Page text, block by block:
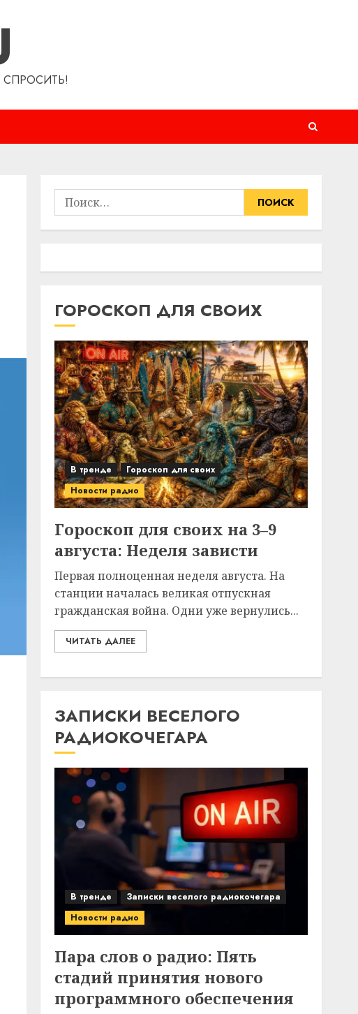
Найти:
ГОРОСКОП ДЛЯ СВОИХ
В тренде
Гороскоп для своих
Новости радио
Гороскоп для своих на 3–9
августа: Неделя зависти
Первая полноценная неделя августа. На
станции началась великая отпускная
гражданская война. Одни уже вернулись...
ЧИТАТЬ ДАЛЕЕ
ЗАПИСКИ ВЕСЕЛОГО
РАДИОКОЧЕГАРА
В тренде
Записки веселого радиокочегара
Новости радио
Пара слов о радио: Пять
стадий принятия нового
программного обеспечения